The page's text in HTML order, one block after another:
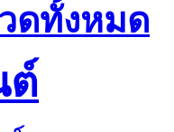
ดทั้งหมด
ต์